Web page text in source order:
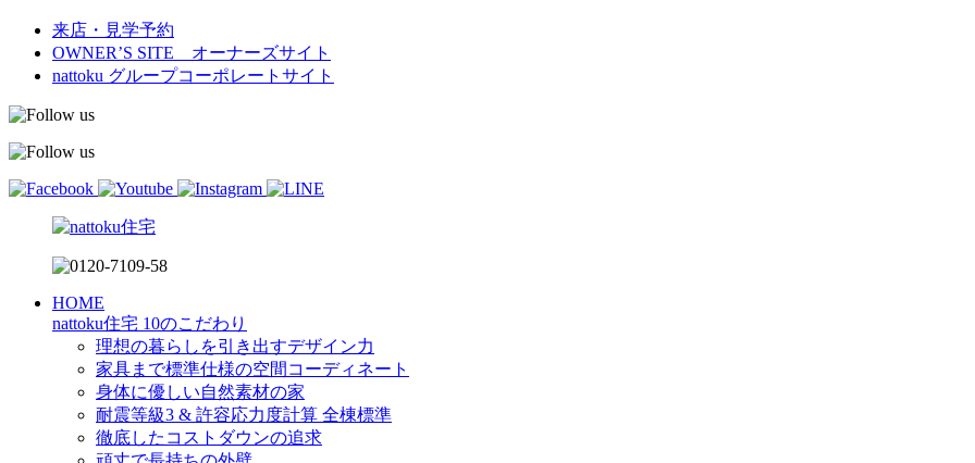
来店・見学予約
OWNER’S SITE オーナーズサイト
nattoku グループコーポレートサイト
HOME
nattoku住宅 10のこだわり
理想の暮らしを引き出すデザイン力
家具まで標準仕様の空間コーディネート
身体に優しい自然素材の家
耐震等級3 & 許容応力度計算 全棟標準
徹底したコストダウンの追求